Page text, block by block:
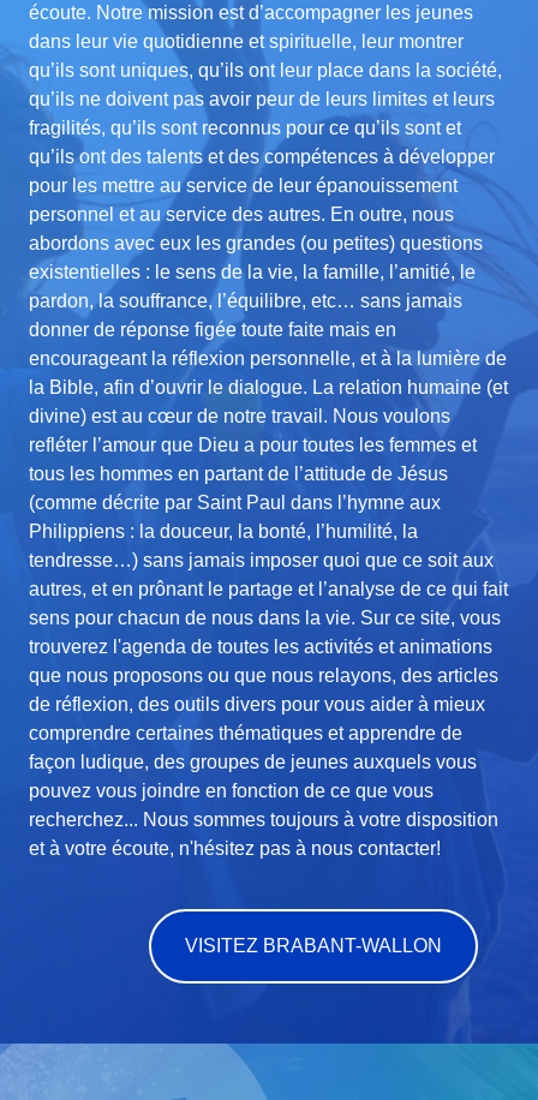
écoute. Notre mission est d’accompagner les jeunes
dans leur vie quotidienne et spirituelle, leur montrer
qu’ils sont uniques, qu’ils ont leur place dans la société,
qu’ils ne doivent pas avoir peur de leurs limites et leurs
fragilités, qu’ils sont reconnus pour ce qu’ils sont et
qu’ils ont des talents et des compétences à développer
pour les mettre au service de leur épanouissement
personnel et au service des autres. En outre, nous
abordons avec eux les grandes (ou petites) questions
existentielles : le sens de la vie, la famille, l’amitié, le
pardon, la souffrance, l’équilibre, etc… sans jamais
donner de réponse figée toute faite mais en
encourageant la réflexion personnelle, et à la lumière de
la Bible, afin d’ouvrir le dialogue. La relation humaine (et
divine) est au cœur de notre travail. Nous voulons
refléter l’amour que Dieu a pour toutes les femmes et
tous les hommes en partant de l’attitude de Jésus
(comme décrite par Saint Paul dans l’hymne aux
Philippiens : la douceur, la bonté, l’humilité, la
tendresse…) sans jamais imposer quoi que ce soit aux
autres, et en prônant le partage et l’analyse de ce qui fait
sens pour chacun de nous dans la vie. Sur ce site, vous
trouverez l'agenda de toutes les activités et animations
que nous proposons ou que nous relayons, des articles
de réflexion, des outils divers pour vous aider à mieux
comprendre certaines thématiques et apprendre de
façon ludique, des groupes de jeunes auxquels vous
pouvez vous joindre en fonction de ce que vous
recherchez... Nous sommes toujours à votre disposition
et à votre écoute, n'hésitez pas à nous contacter!
VISITEZ BRABANT-WALLON